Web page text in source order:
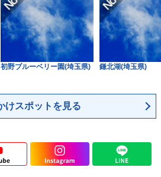
初野ブルーベリー園(埼玉県) 鎌北湖(埼玉県)
けスポットを見る